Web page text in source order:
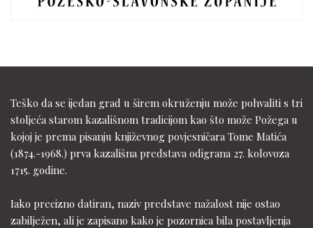
Teško da se ijedan grad u širem okruženju može pohvaliti s tri
stoljeća starom kazališnom tradicijom kao što može Požega u
kojoj je prema pisanju književnog povjesničara Tome Matića
(1874.-1968.) prva kazališna predstava odigrana 27. kolovoza
1715. godine.
Iako precizno datiran, naziv predstave nažalost nije ostao
zabilježen, ali je zapisano kako je pozornica bila postavljenja